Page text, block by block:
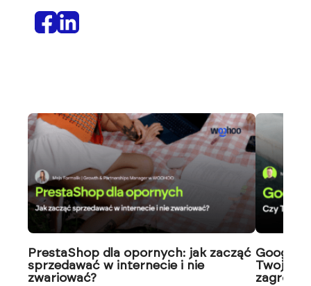
PrestaShop dla opornych: jak zacząć
sprzedawać w internecie i nie
zwariować?
Google
Twoja